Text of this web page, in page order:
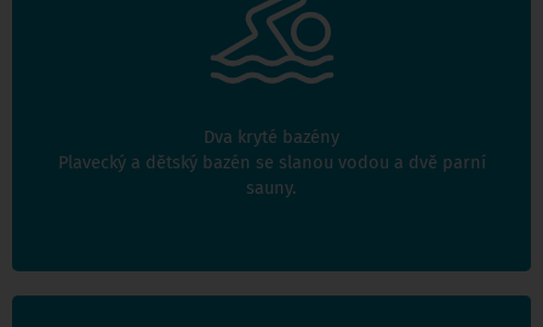
Dva kryté bazény
Plavecký a dětský bazén se slanou vodou a dvě parní
sauny.
2 kryté bazény umístěné v jedné hale. Plavecký areál
vhodný i pro návštěvu rodin s dětmi.
Návštěvní doba